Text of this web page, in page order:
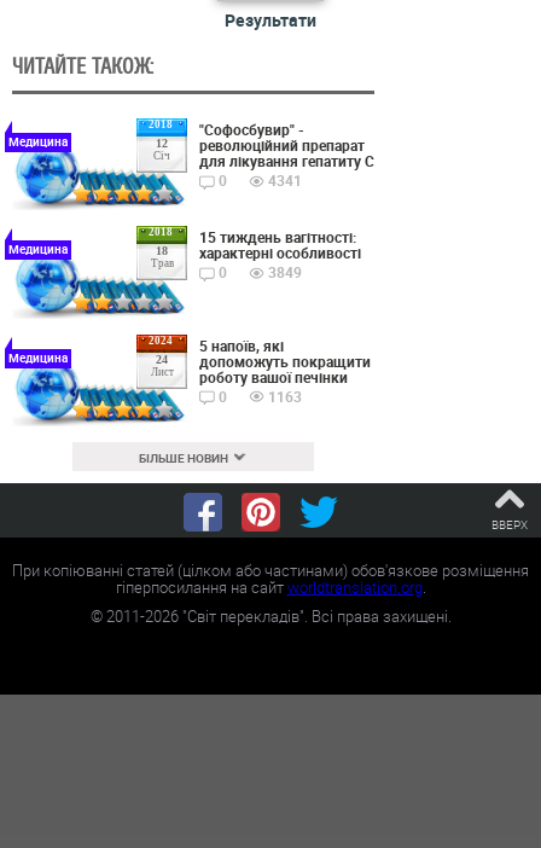
Результати
ЧИТАЙТЕ ТАКОЖ:
2018
12
Січ
Медицина
"Софосбувир" -
революційний препарат
для лікування гепатиту С
0
4341
2018
18
Трав
Медицина
15 тиждень вагітності:
характерні особливості
0
3849
2024
24
Лист
Медицина
5 напоїв, які
допоможуть покращити
роботу вашої печінки
0
1163
БІЛЬШЕ НОВИН
ВВЕРХ
При копіюванні статей (цілком або частинами) обов'язкове розміщення
гіперпосилання на сайтworldtranslation.org.
©2011-2026"Світ перекладів". Всі права захищені.